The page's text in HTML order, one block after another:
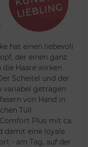
hat einen liebevoll
der einen ganz
Haare wirken
Scheitel und der
variabel getragen
von Hand in
Tüll
Plus mit ca.
damit eine loyale
- am Tag, auf der